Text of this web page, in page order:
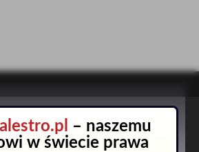
– naszemu
w świecie prawa